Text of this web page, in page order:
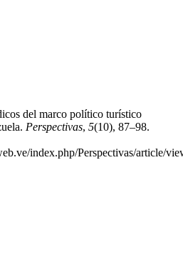
del marco político turístico
Perspectivas, 5(10), 87–98.
index.php/Perspectivas/article/